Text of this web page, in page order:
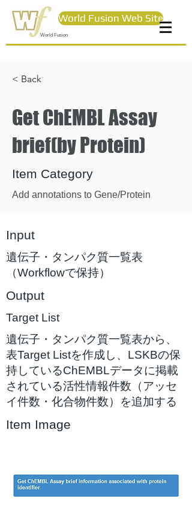
World Fusion
World Fusion Web Site
< Back
Get ChEMBL Assay
brief(by Protein)
Item Category
Add annotations to Gene/Protein
Input
遺伝子・タンパク質一覧表
（Workflowで保持）
Output
Target List
遺伝子・タンパク質一覧表から、
表Target Listを作成し、LSKBの保
持しているChEMBLデータに掲載
されている活性情報件数（アッセ
イ件数・化合物件数）を追加する
Item Image